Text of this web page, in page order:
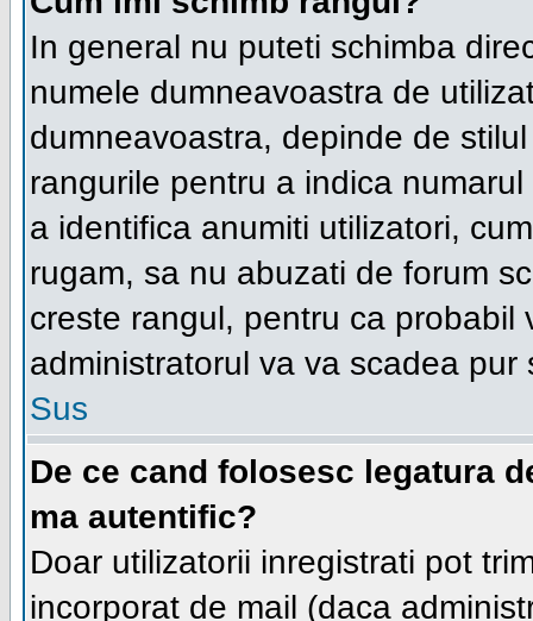
In general nu puteti schimba
numele dumneavoastra de
dumneavoastra, depinde de
rangurile pentru a indica
a identifica anumiti utilizatori,
rugam, sa nu abuzati de forum
creste rangul, pentru ca
administratorul va va scadea
Sus
De ce cand folosesc legatura
ma autentific?
Doar utilizatorii inregistrati pot
incorporat de mail (daca